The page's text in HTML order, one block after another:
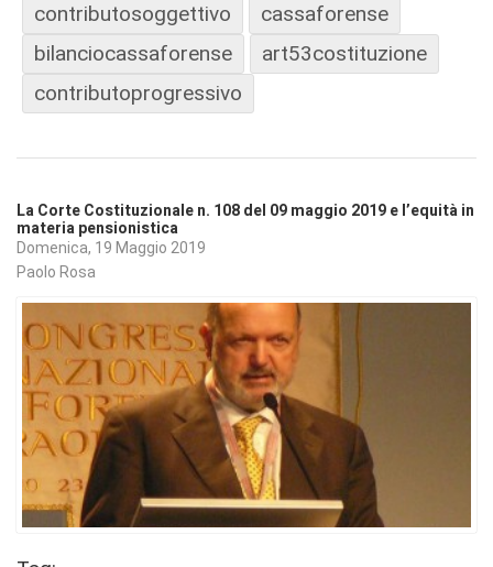
contributosoggettivo
cassaforense
bilanciocassaforense
art53costituzione
contributoprogressivo
La Corte Costituzionale n. 108 del 09 maggio 2019 e l’equità in
materia pensionistica
Domenica, 19 Maggio 2019
Paolo Rosa